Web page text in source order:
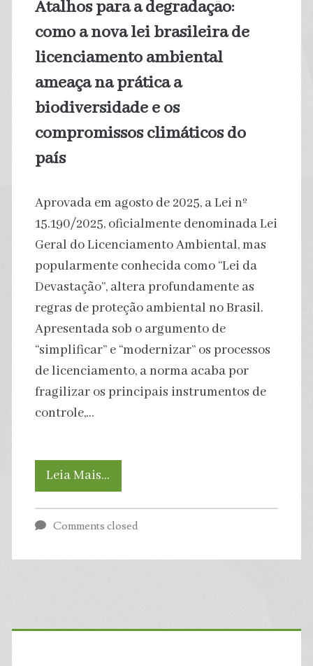
combustíveis
fósseis
Atalhos para a degradação:
como a nova lei brasileira de
licenciamento ambiental
ameaça na prática a
biodiversidade e os
compromissos climáticos do
país
Aprovada em agosto de 2025, a Lei nº
15.190/2025, oficialmente denominada Lei
Geral do Licenciamento Ambiental, mas
popularmente conhecida como “Lei da
Devastação”, altera profundamente as
regras de proteção ambiental no Brasil.
Apresentada sob o argumento de
“simplificar” e “modernizar” os processos
de licenciamento, a norma acaba por
fragilizar os principais instrumentos de
controle,…
Leia Mais…
para
a
Comments closed
Primary